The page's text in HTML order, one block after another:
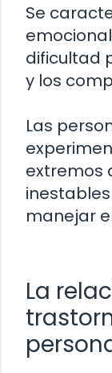
Se
dificultad
y los
Las
extremos
manejar
La